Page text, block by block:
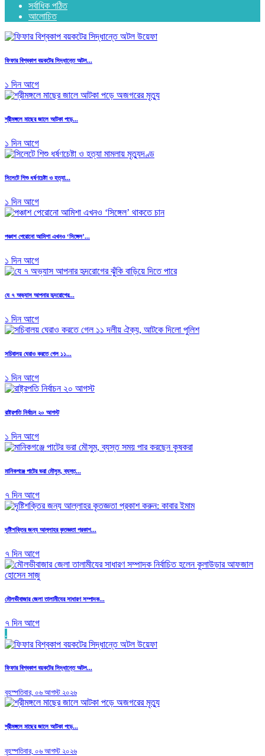
সর্বাধিক পঠিত
আলোচিত
ফিফার বিশ্বকাপ বয়কটের সিদ্ধান্তে অটল...
১ দিন আগে
শ্রীমঙ্গলে মাছের জালে আটকা পড়ে...
১ দিন আগে
সিলেটে শিশু ধর্ষণচেষ্টা ও হত্যা...
১ দিন আগে
পঞ্চাশ পেরোনো আমিশা এখনও ‘সিঙ্গেল’...
১ দিন আগে
যে ৭ অভ্যাস আপনার হৃদরোগের...
১ দিন আগে
সচিবালয় ঘেরাও করতে গেল ১১...
১ দিন আগে
রাষ্ট্রপতি নির্বাচন ২০ আগস্ট
১ দিন আগে
মানিকগঞ্জে পাটের ভরা মৌসুম, ব্যস্ত...
৭ দিন আগে
দৃষ্টিশক্তির জন্য আল্লাহর কৃতজ্ঞতা প্রকাশ...
৭ দিন আগে
মৌলভীবাজার জেলা তালামীযের সাধারণ সম্পাদক...
৭ দিন আগে
.
ফিফার বিশ্বকাপ বয়কটের সিদ্ধান্তে অটল...
বৃহস্পতিবার, ০৬ আগস্ট ২০২৬
শ্রীমঙ্গলে মাছের জালে আটকা পড়ে...
বৃহস্পতিবার, ০৬ আগস্ট ২০২৬